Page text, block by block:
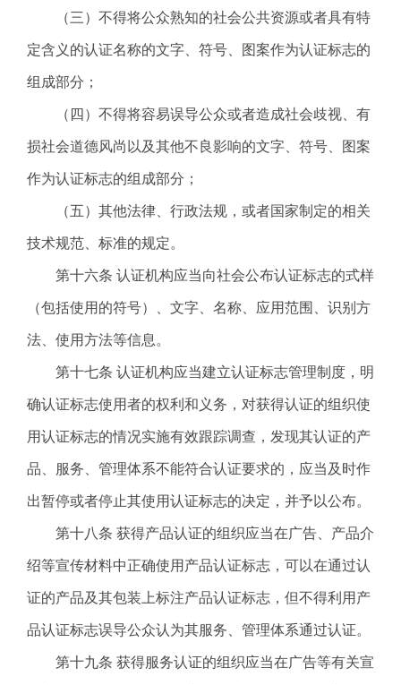
（三）不得将公众熟知的社会公共资源或者具有特
定含义的认证名称的文字、符号、图案作为认证标志的
组成部分；
（四）不得将容易误导公众或者造成社会歧视、有
损社会道德风尚以及其他不良影响的文字、符号、图案
作为认证标志的组成部分；
（五）其他法律、行政法规，或者国家制定的相关
技术规范、标准的规定。
第十六条 认证机构应当向社会公布认证标志的式样
（包括使用的符号）、文字、名称、应用范围、识别方
法、使用方法等信息。
第十七条 认证机构应当建立认证标志管理制度，明
确认证标志使用者的权利和义务，对获得认证的组织使
用认证标志的情况实施有效跟踪调查，发现其认证的产
品、服务、管理体系不能符合认证要求的，应当及时作
出暂停或者停止其使用认证标志的决定，并予以公布。
第十八条 获得产品认证的组织应当在广告、产品介
绍等宣传材料中正确使用产品认证标志，可以在通过认
证的产品及其包装上标注产品认证标志，但不得利用产
品认证标志误导公众认为其服务、管理体系通过认证。
第十九条 获得服务认证的组织应当在广告等有关宣